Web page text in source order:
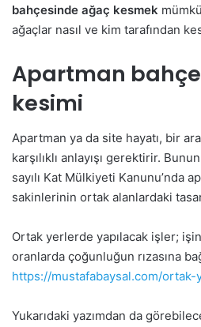
bahçesinde ağaç kesmek
ağaçlar nasıl ve kim tarafından
Apartman
kesimi
Apartman ya da site hayatı, bir
karşılıklı anlayışı gerektirir.
sayılı Kat Mülkiyeti Kanunu’nda
sakinlerinin ortak alanlardaki
Ortak yerlerde yapılacak işler;
oranlarda çoğunluğun rızasına
https://mustafabaysal.com/ortak-
Yukarıdaki yazımdan da